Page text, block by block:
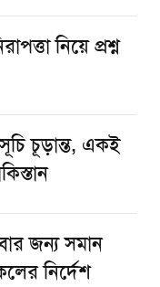
নিয়ে প্রশ্ন
চূড়ান্ত, একই
জন্য সমান
নির্দেশ